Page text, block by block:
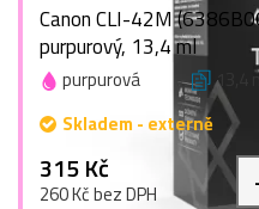
Canon CLI-42M
purpurový, 13,4 ml
purpurová 13,4
Skladem - externě
315 Kč
260 Kč bez DPH